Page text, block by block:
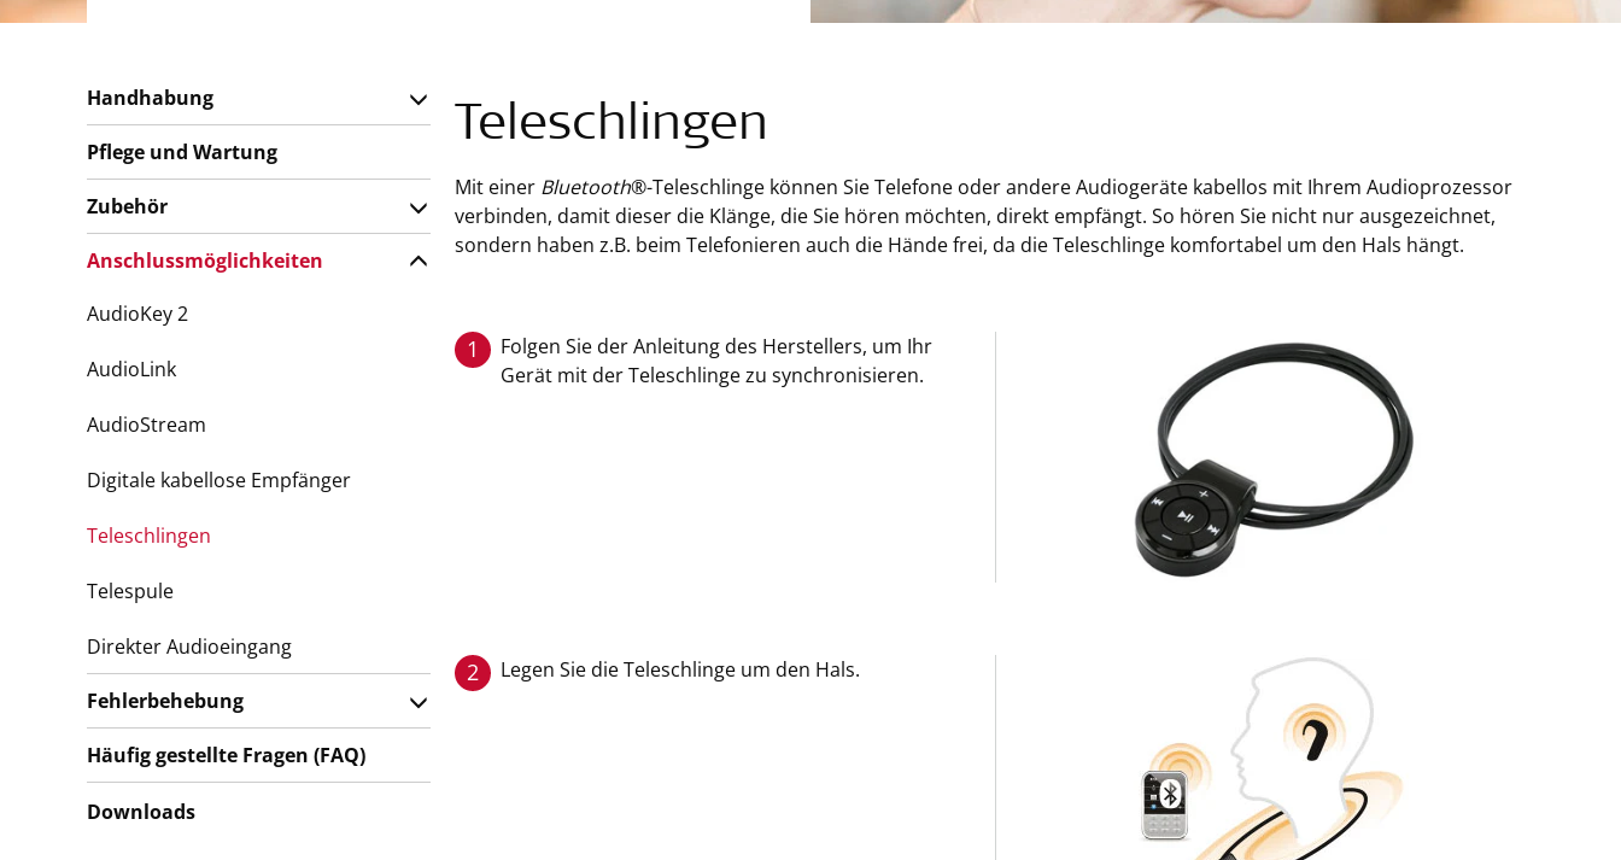
Teleschlingen
Mit einer Bluetooth®-Teleschlinge können Sie Telefone oder andere Audiogeräte kabellos mit Ihrem Audioprozessor
verbinden, damit dieser die Klänge, die Sie hören möchten, direkt empfängt. So hören Sie nicht nur ausgezeichnet,
sondern haben z.B. beim Telefonieren auch die Hände frei, da die Teleschlinge komfortabel um den Hals hängt.
1
Folgen Sie der Anleitung des Herstellers, um Ihr
Gerät mit der Teleschlinge zu synchronisieren.
2 Legen Sie die Teleschlinge um den Hals.
Handhabung
Pflege und Wartung
Zubehör
Anschlussmöglichkeiten
AudioKey 2
AudioLink
AudioStream
Digitale kabellose Empfänger
Teleschlingen
Telespule
Direkter Audioeingang
Fehlerbehebung
Häufig gestellte Fragen (FAQ)
Downloads